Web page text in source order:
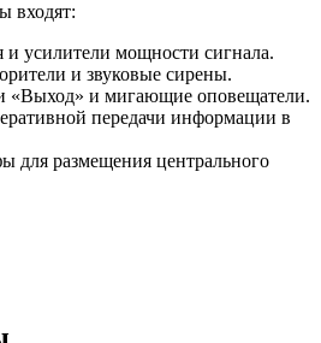
входят:
и усилители мощности сигнала.
и звуковые сирены.
«Выход» и мигающие оповещатели.
передачи информации в
для размещения центрального